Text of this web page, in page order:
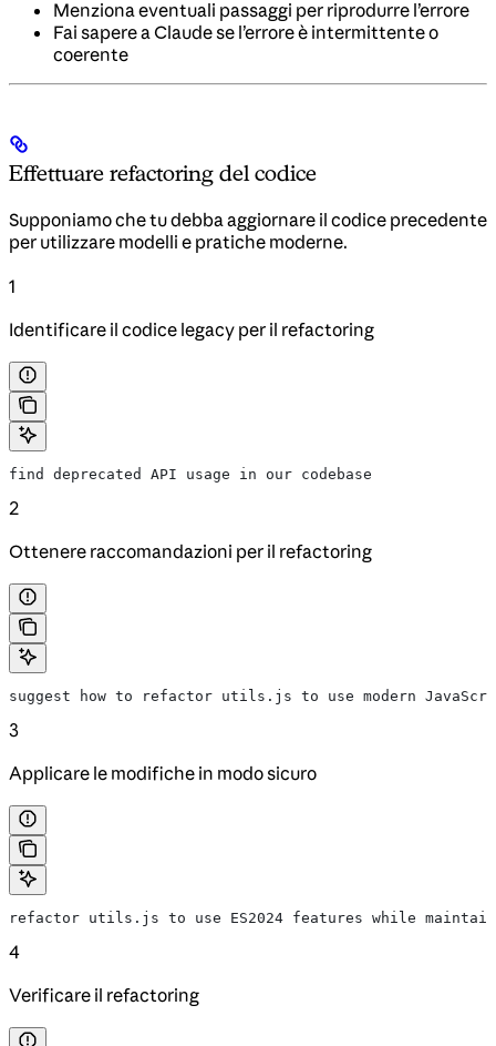
Menziona eventuali passaggi per riprodurre l’errore
Fai sapere a Claude se l’errore è intermittente o
coerente
Effettuare refactoring del codice
Supponiamo che tu debba aggiornare il codice precedente
per utilizzare modelli e pratiche moderne.
1
Identificare il codice legacy per il refactoring
find deprecated API usage in our codebase
2
Ottenere raccomandazioni per il refactoring
suggest how to refactor utils.js to use modern
3
Applicare le modifiche in modo sicuro
refactor utils.js to use ES2024 features while
4
Verificare il refactoring